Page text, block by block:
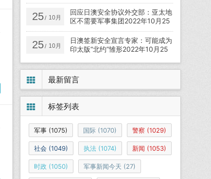
25/ 10月
回应日澳安全协议外交部：亚太地
区不需要军事集团2022年10月25
日
25/ 10月
日澳签新安全宣言专家：可能成为
印太版“北约”雏形2022年10月25
最新留言
标签列表
军事 (1075) 国际 (1070) 警察 (1029)
社会 (1049) 执法 (1074) 新闻 (1053)
时政 (1050) 军事新闻今天 (27)